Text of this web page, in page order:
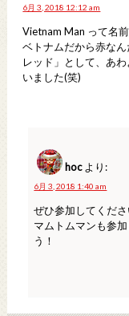
6月 3, 2018 12:12 am
Vietnam Man って名
ベトナムだから赤な
レッド」として、あ
いました(笑)
hoc より:
6月 3, 2018 1:40 am
ぜひ参加してくださ
マムトムマンも参
う！